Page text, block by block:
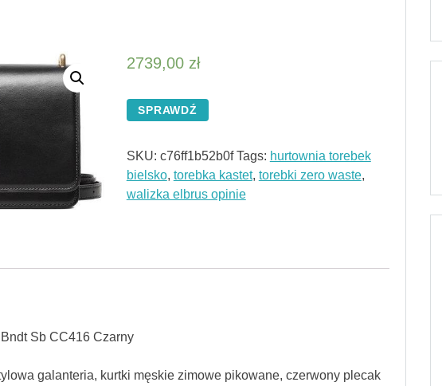
2739,00 zł
SPRAWDŹ
SKU: c76ff1b52b0f Tags: hurtownia torebek
bielsko, torebka kastet, torebki zero waste,
walizka elbrus opinie
Sb CC416 Czarny
galanteria, kurtki męskie zimowe pikowane, czerwony plecak